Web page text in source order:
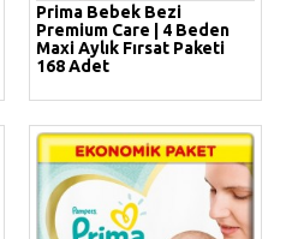
Prima Bebek Bezi
Premium Care | 4 Beden
Maxi Aylık Fırsat Paketi
168 Adet